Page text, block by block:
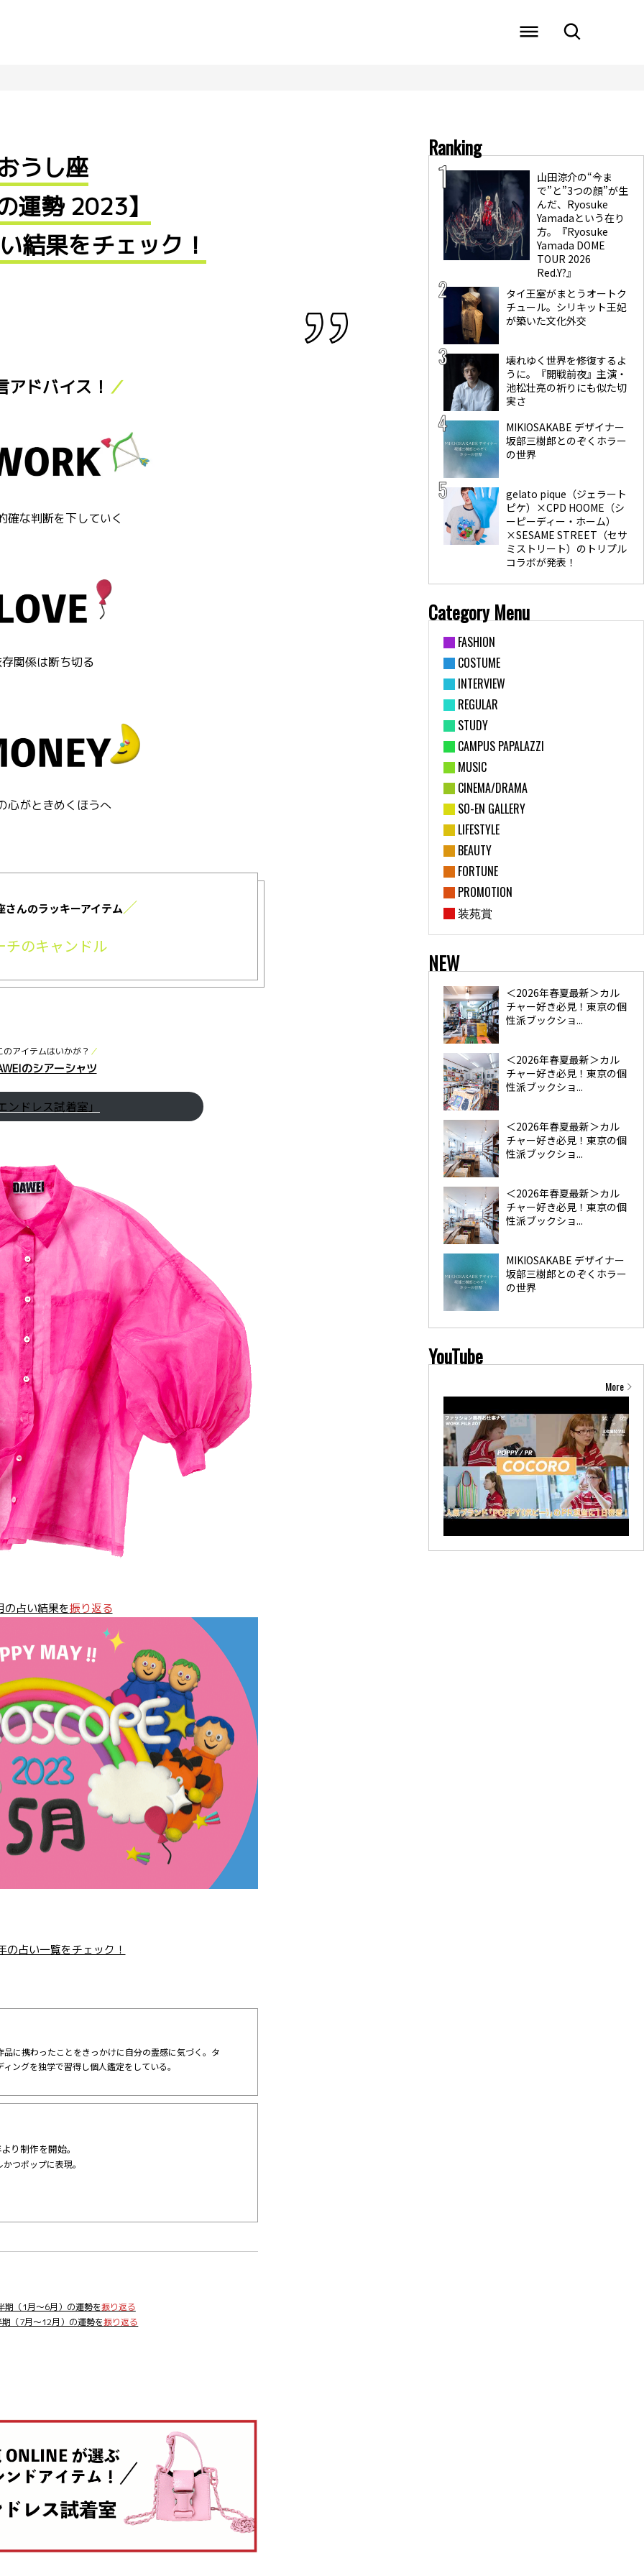
うし座
運勢 2023】
結果をチェック！
アドバイス！ ／
確な判断を下していく
関係は断ち切る
心がときめくほうへ
さんのラッキーアイテム／
チのキャンドル
のアイテムはいかが？ ／
のシアーシャツ
ンドレス試着室」
の占い結果を振り返る
の占い一覧をチェック！
に携わったことをきっかけに自分の霊感に気づく。タ
ングを独学で習得し個人鑑定をしている。
り制作を開始。
つポップに表現。
期（1月～6月）の運勢を振り返る
（7月～12月）の運勢を振り返る
Ranking
山田涼介の“今ま
で”と”3つの顔”が生
んだ、Ryosuke
Yamadaという在り
方。『Ryosuke
Yamada DOME
TOUR 2026
Red.Y?』
タイ王室がまとうオートク
チュール。シリキット王妃
が築いた文化外交
壊れゆく世界を修復するよ
うに。『開戦前夜』主演・
池松壮亮の祈りにも似た切
実さ
MIKIOSAKABE デザイナー
坂部三樹郎とのぞくホラー
の世界
gelato pique（ジェラート
ピケ）×CPD HOOME（シ
ーピーディー・ホーム）
×SESAME STREET（セサ
ミストリート）のトリプル
コラボが発表！
Category Menu
FASHION
COSTUME
INTERVIEW
REGULAR
STUDY
CAMPUS PAPALAZZI
MUSIC
CINEMA/DRAMA
SO-EN GALLERY
LIFESTYLE
BEAUTY
FORTUNE
PROMOTION
装苑賞
NEW
＜2026年春夏最新＞カル
チャー好き必見！東京の個
性派ブックショ...
＜2026年春夏最新＞カル
チャー好き必見！東京の個
性派ブックショ...
＜2026年春夏最新＞カル
チャー好き必見！東京の個
性派ブックショ...
＜2026年春夏最新＞カル
チャー好き必見！東京の個
性派ブックショ...
MIKIOSAKABE デザイナー
坂部三樹郎とのぞくホラー
の世界
YouTube
More